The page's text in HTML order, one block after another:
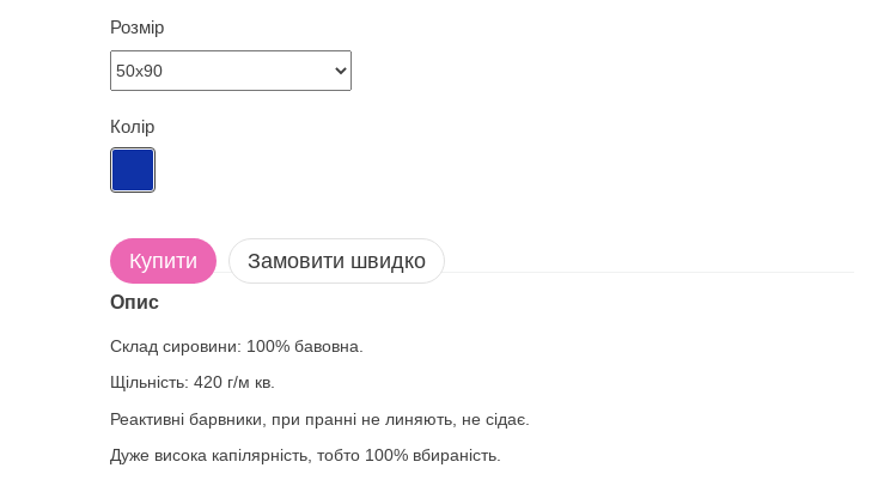
Розмір
Колір
Купити Замовити швидко
Опис
Склад сировини: 100% бавовна.
Щільність: 420 г/м кв.
Реактивні барвники, при пранні не линяють, не сідає.
Дуже висока капілярність, тобто 100% вбираність.